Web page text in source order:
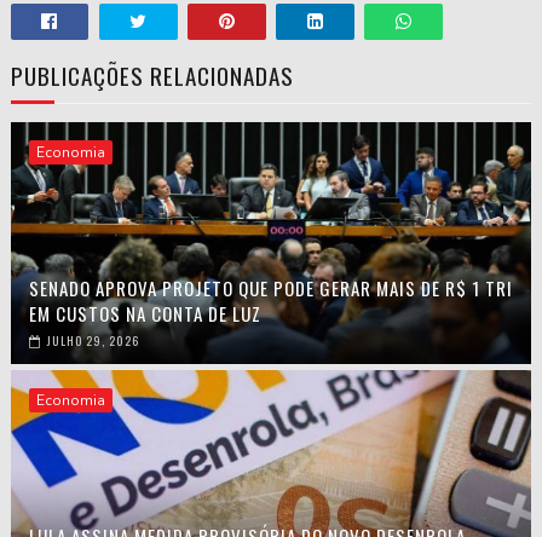
PUBLICAÇÕES RELACIONADAS
Economia
SENADO APROVA PROJETO QUE PODE GERAR MAIS DE R$ 1 TRI
EM CUSTOS NA CONTA DE LUZ
JULHO 29, 2026
Economia